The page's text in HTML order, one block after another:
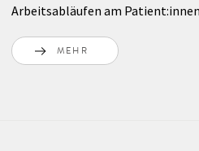
Arbeitsabläufen am
MEHR